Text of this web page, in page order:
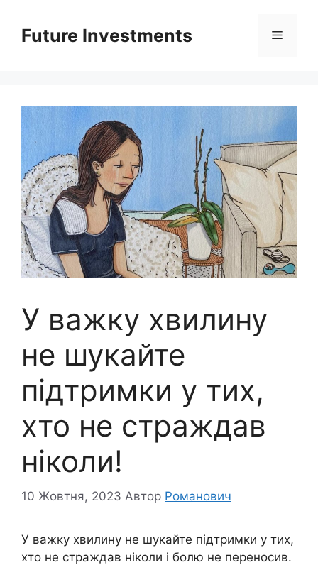
вмістуFuture Investments Меню
У важку хвилину
не шукайте
підтримки у тих,
хто не страждав
ніколи!
10 Жовтня, 2023 Автор Романович
У важку хвилину не шукайте підтримки у тих,
хто не страждав ніколи і болю не переносив.